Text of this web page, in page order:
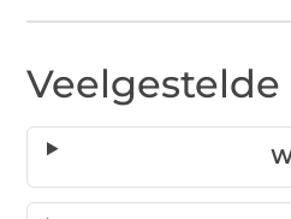
Veelgestelde